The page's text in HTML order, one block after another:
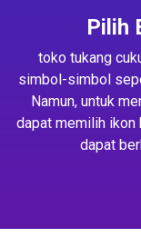
Pilih
toko tukang
simbol-simbol
Namun, untuk
dapat memilih ikon
dapat